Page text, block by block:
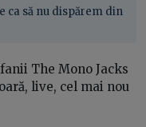
ca să nu dispărem din
The Mono Jacks
live, cel mai nou